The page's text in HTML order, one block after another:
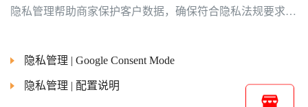
隐私管理帮助商家保护客户数据，确保符合隐私法规要求。它允许商家管理客户的数据请求，保持透明度，并保护敏感信息，建立信任并提供安全的购物体验。
隐私管理 | Google Consent Mode
隐私管理 | 配置说明